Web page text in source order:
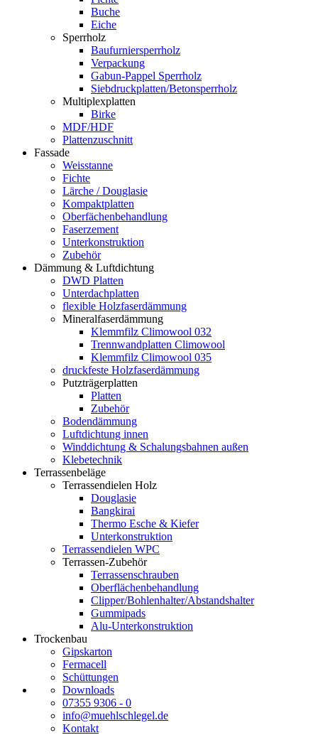
Buche
Eiche
Sperrholz
Baufurniersperrholz
Verpackung
Gabun-Pappel Sperrholz
Siebdruckplatten/Betonsperrholz
Multiplexplatten
Birke
MDF/HDF
Plattenzuschnitt
Fassade
Weisstanne
Fichte
Lärche / Douglasie
Kompaktplatten
Oberfächenbehandlung
Faserzement
Unterkonstruktion
Zubehör
Dämmung & Luftdichtung
DWD Platten
Unterdachplatten
flexible Holzfaserdämmung
Mineralfaserdämmung
Klemmfilz Climowool 032
Trennwandplatten Climowool
Klemmfilz Climowool 035
druckfeste Holzfaserdämmung
Putzträgerplatten
Platten
Zubehör
Bodendämmung
Luftdichtung innen
Winddichtung & Schalungsbahnen außen
Klebetechnik
Terrassenbeläge
Terrassendielen Holz
Douglasie
Bangkirai
Thermo Esche & Kiefer
Unterkonstruktion
Terrassendielen WPC
Terrassen-Zubehör
Terrassenschrauben
Oberflächenbehandlung
Clipper/Bohlenhalter/Abstandshalter
Gummipads
Alu-Unterkonstruktion
Trockenbau
Gipskarton
Fermacell
Schüttungen
Downloads
07355 9306 - 0
info@muehlschlegel.de
Kontakt